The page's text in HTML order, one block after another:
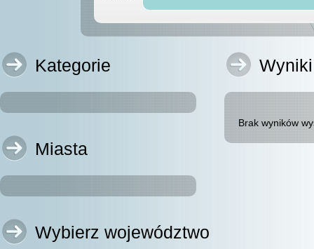
Kategorie
Miasta
Wybierz województwo
Brak wyników